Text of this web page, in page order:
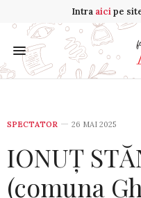
Intra aicipe
SPECTATOR 26 MAI 2025
IONUȚ
(comuna